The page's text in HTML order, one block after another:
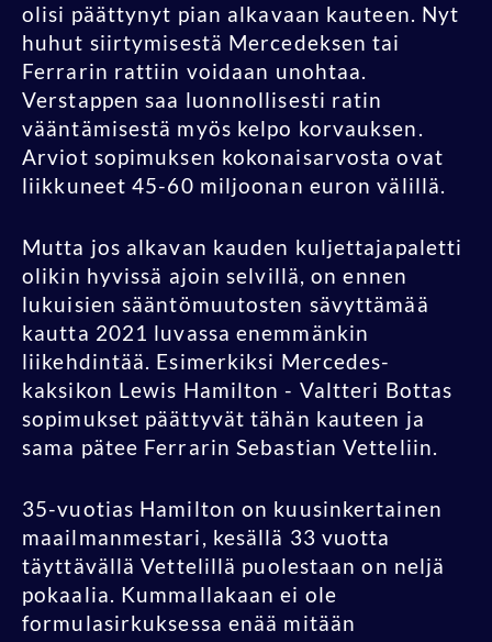
olisi päättynyt pian alkavaan kauteen. Nyt
huhut siirtymisestä Mercedeksen tai
Ferrarin rattiin voidaan unohtaa.
Verstappen saa luonnollisesti ratin
vääntämisestä myös kelpo korvauksen.
Arviot sopimuksen kokonaisarvosta ovat
liikkuneet 45-60 miljoonan euron välillä.
Mutta jos alkavan kauden kuljettajapaletti
olikin hyvissä ajoin selvillä, on ennen
lukuisien sääntömuutosten sävyttämää
kautta 2021 luvassa enemmänkin
liikehdintää. Esimerkiksi Mercedes-
kaksikon Lewis Hamilton - Valtteri Bottas
sopimukset päättyvät tähän kauteen ja
sama pätee Ferrarin Sebastian Vetteliin.
35-vuotias Hamilton on kuusinkertainen
maailmanmestari, kesällä 33 vuotta
täyttävällä Vettelillä puolestaan on neljä
pokaalia. Kummallakaan ei ole
formulasirkuksessa enää mitään